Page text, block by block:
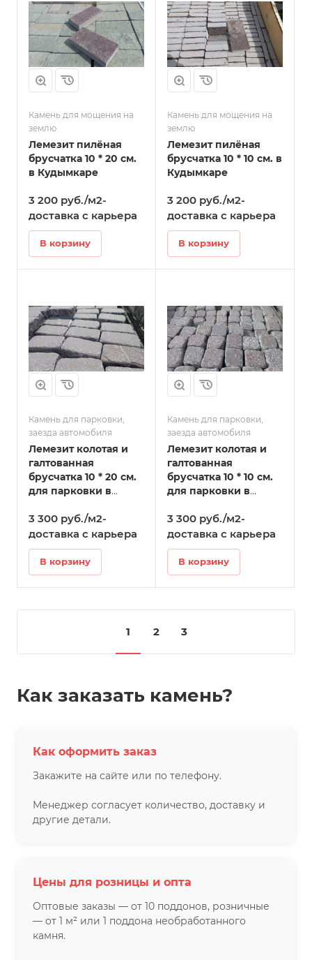
Камень для мощения на
землю
Лемезит пилёная
брусчатка 10 * 20 см.
в Кудымкаре
3 200 руб./м2-
доставка с карьера
В корзину
Камень для мощения на
землю
Лемезит пилёная
брусчатка 10 * 10 см. в
Кудымкаре
3 200 руб./м2-
доставка с карьера
В корзину
Камень для парковки,
заезда автомобиля
Лемезит колотая и
галтованная
брусчатка 10 * 20 см.
для парковки в
3 300 руб./м2-
доставка с карьера
В корзину
Камень для парковки,
заезда автомобиля
Лемезит колотая и
галтованная
брусчатка 10 * 10 см.
для парковки в
3 300 руб./м2-
доставка с карьера
В корзину
1 2 3
Как заказать камень?
Как оформить заказ
Закажите на сайте или по телефону.
Менеджер согласует количество, доставку и
другие детали.
Цены для розницы и опта
Оптовые заказы — от 10 поддонов, розничные
— от 1 м² или 1 поддона необработанного
камня.